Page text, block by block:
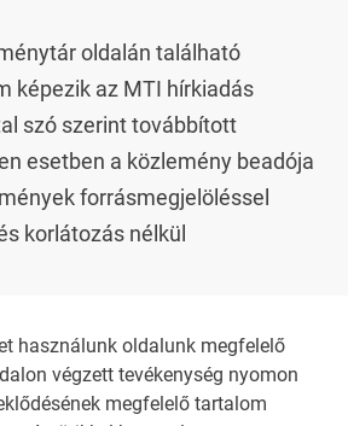
használunk oldalunk megfelelő
végzett tevékenység nyomon
megfelelő tartalom
oldalán található
képezik az MTI hírkiadás
szó szerint továbbított
esetben a közlemény beadója
forrásmegjelöléssel
korlátozás nélkül
kapcsolatban további
elektronikus